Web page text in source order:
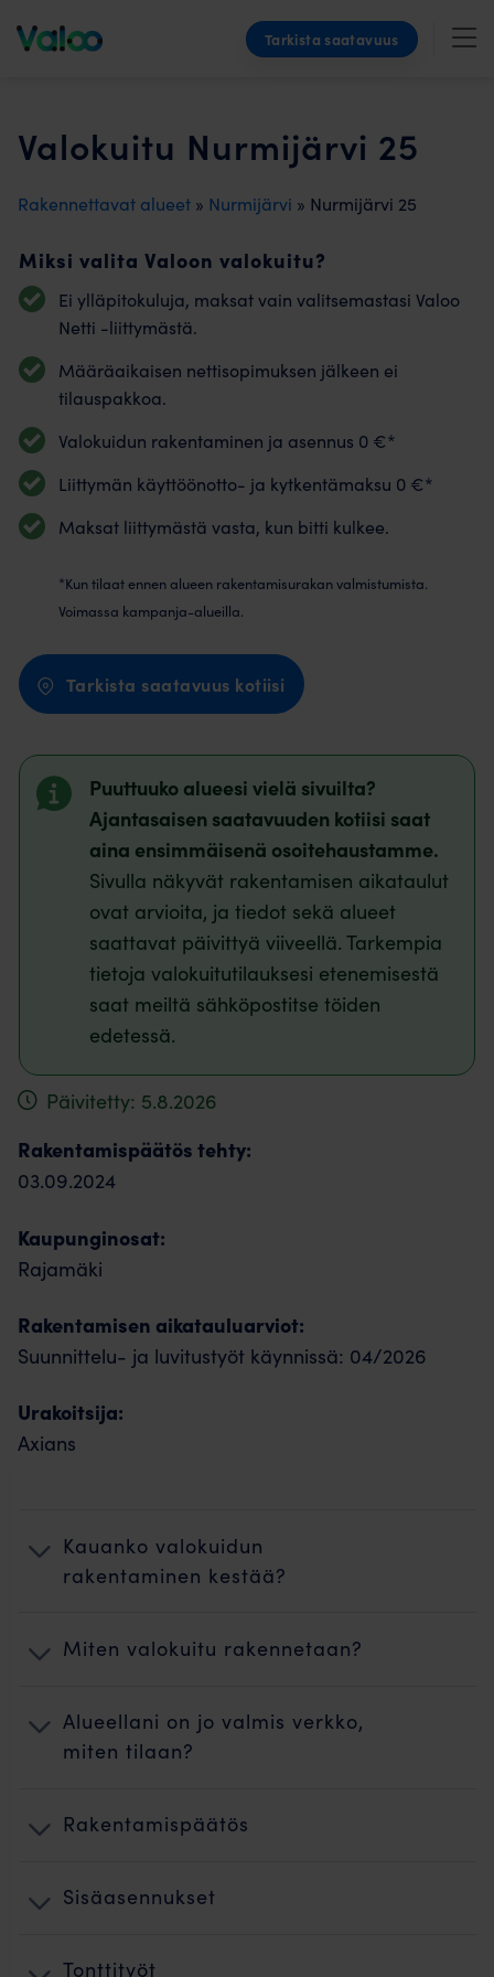
Tarkista saatavuus
Valokuitu Nurmijärvi 25
Rakennettavat alueet » Nurmijärvi » Nurmijärvi 25
Miksi valita Valoon valokuitu?
Ei ylläpitokuluja, maksat vain valitsemastasi Valoo
Netti -liittymästä.
Määräaikaisen nettisopimuksen jälkeen ei
tilauspakkoa.
Valokuidun rakentaminen ja asennus 0 €*
Liittymän käyttöönotto- ja kytkentämaksu 0 €*
Maksat liittymästä vasta, kun bitti kulkee.
*Kun tilaat ennen alueen rakentamisurakan valmistumista.
Voimassa kampanja-alueilla.
Tarkista saatavuus kotiisi
Puuttuuko alueesi vielä sivuilta?
Ajantasaisen saatavuuden kotiisi saat
aina ensimmäisenä osoitehaustamme.
Sivulla näkyvät rakentamisen aikataulut
ovat arvioita, ja tiedot sekä alueet
saattavat päivittyä viiveellä. Tarkempia
tietoja valokuitutilauksesi etenemisestä
saat meiltä sähköpostitse töiden
edetessä.
Päivitetty: 5.8.2026
Rakentamispäätös tehty:
03.09.2024
Kaupunginosat:
Rajamäki
Rakentamisen aikatauluarviot:
Suunnittelu- ja luvitustyöt käynnissä: 04/2026
Urakoitsija:
Axians
Kauanko valokuidun
rakentaminen kestää?
Miten valokuitu rakennetaan?
Alueellani on jo valmis verkko,
miten tilaan?
Rakentamispäätös
Sisäasennukset
Tonttityöt